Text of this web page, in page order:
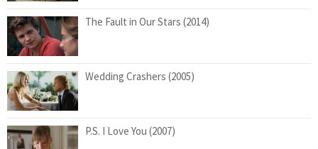
The Fault in Our Stars (2014)
Wedding Crashers (2005)
P.S. I Love You (2007)